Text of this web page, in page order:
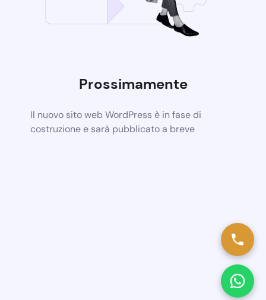
Prossimamente
Il nuovo sito web WordPress è in fase di
costruzione e sarà pubblicato a breve